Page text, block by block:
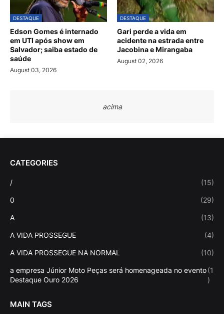
DESTAQUE
Edson Gomes é internado
em UTI após show em
Salvador; saiba estado de
saúde
August 03, 2026
DESTAQUE
Gari perde a vida em
acidente na estrada entre
Jacobina e Mirangaba
August 02, 2026
acima
CATEGORIES
/ (15)
0 (29)
A (13)
A VIDA PROSSEGUE (4)
A VIDA PROSSEGUE NA NORMAL (10)
a empresa Júnior Moto Peças será homenageada no evento
Destaque Ouro 2026
(1
)
MAIN TAGS